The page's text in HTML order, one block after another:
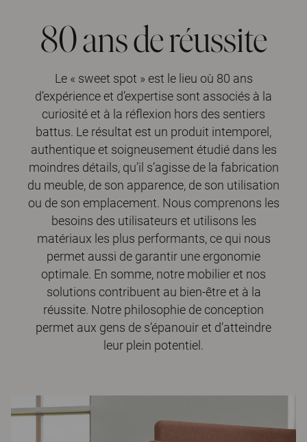
80 ans de réussite
Le « sweet spot » est le lieu où 80 ans
d’expérience et d’expertise sont associés à la
curiosité et à la réflexion hors des sentiers
battus. Le résultat est un produit intemporel,
authentique et soigneusement étudié dans les
moindres détails, qu’il s’agisse de la fabrication
du meuble, de son apparence, de son utilisation
ou de son emplacement. Nous comprenons les
besoins des utilisateurs et utilisons les
matériaux les plus performants, ce qui nous
permet aussi de garantir une ergonomie
optimale. En somme, notre mobilier et nos
solutions contribuent au bien-être et à la
réussite. Notre philosophie de conception
permet aux gens de s’épanouir et d’atteindre
leur plein potentiel.